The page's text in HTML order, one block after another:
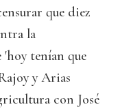
que diez
la
tenían que
y Arias
con José